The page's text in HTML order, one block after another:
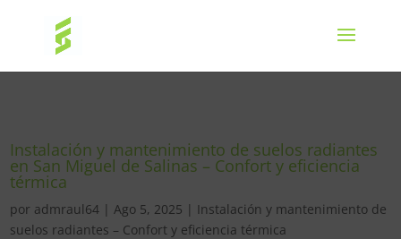
Instalación y mantenimiento de suelos radiantes
en San Miguel de Salinas – Confort y eficiencia
térmica
por admraul64 |Ago 5, 2025 | Instalación y mantenimiento de
suelos radiantes – Confort y eficiencia térmica